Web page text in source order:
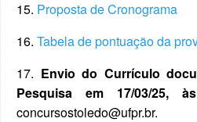
15. Proposta de Cronograma
16. Tabela de pontuação da
17. Envio do Currículo
Pesquisa em 17/03/25,
concursostoledo@ufpr.br.